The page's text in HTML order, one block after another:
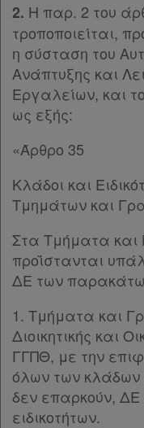
2. Η παρ. 2 του
τροποποιείται,
η σύσταση του
Ανάπτυξης και
Εργαλείων, και
ως εξής:
«Άρθρο 35
Κλάδοι και
Τμημάτων και
Στα Τμήματα και
προΐστανται
ΔΕ των παρακάτω
1. Τμήματα και
Διοικητικής και
ΓΓΠΘ, με την
όλων των κλάδων
δεν επαρκούν,
ειδικοτήτων.